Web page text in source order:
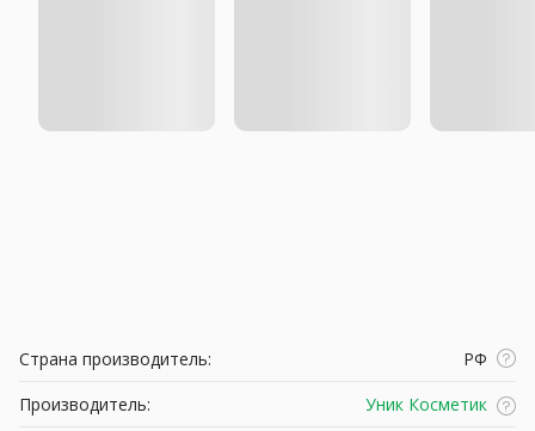
Страна производитель:
РФ
Производитель:
Уник Косметик